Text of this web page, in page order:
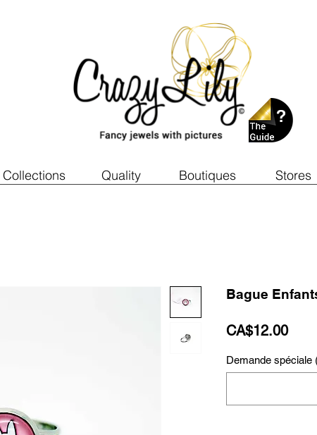
Collections Quality Boutiques Stores
Bague
CA$12.00Price
Demande spéciale